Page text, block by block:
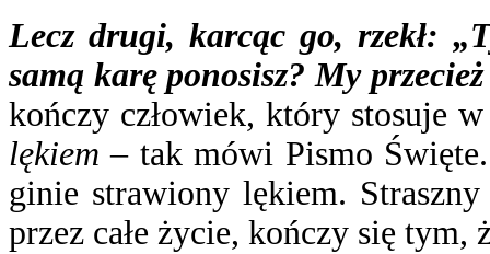
Lecz drugi, karcąc go, rzekł:
samą karę ponosisz? My
kończy człowiek, który stosuje
lękiem – tak mówi Pismo
ginie strawiony lękiem.
przez całe życie, kończy się tym,